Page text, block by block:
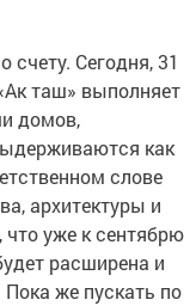
Сегодня, 31
таш» выполняет
домов,
как
слове
архитектуры и
уже к сентябрю
расширена и
же пускать по